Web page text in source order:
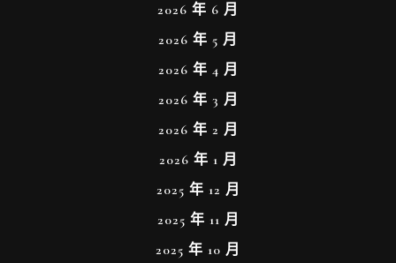
2026 年 6 月
2026 年 5 月
2026 年 4 月
2026 年 3 月
2026 年 2 月
2026 年 1 月
2025 年 12 月
2025 年 11 月
2025 年 10 月